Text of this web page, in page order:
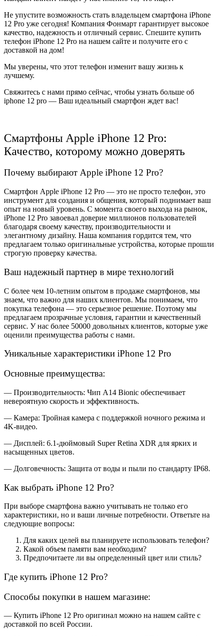
Не упустите возможность стать владельцем смартфона iPhone
12 Pro уже сегодня! Компания Фонмарт гарантирует высокое
качество, надежность и отличный сервис. Спешите купить
телефон iPhone 12 Pro на нашем сайте и получите его с
доставкой на дом!
Мы уверены, что этот телефон изменит вашу жизнь к
лучшему.
Свяжитесь с нами прямо сейчас, чтобы узнать больше об
iphone 12 pro — Ваш идеальный смартфон ждет вас!
Смартфоны Apple iPhone 12 Pro:
Качество, которому можно доверять
Почему выбирают Apple iPhone 12 Pro?
Смартфон Apple iPhone 12 Pro — это не просто телефон, это
инструмент для создания и общения, который поднимает ваш
опыт на новый уровень. С момента своего выхода на рынок,
iPhone 12 Pro завоевал доверие миллионов пользователей
благодаря своему качеству, производительности и
элегантному дизайну. Наша компания гордится тем, что
предлагаем только оригинальные устройства, которые прошли
строгую проверку качества.
Ваш надежный партнер в мире технологий
С более чем 10-летним опытом в продаже смартфонов, мы
знаем, что важно для наших клиентов. Мы понимаем, что
покупка телефона — это серьезное решение. Поэтому мы
предлагаем прозрачные условия, гарантии и качественный
сервис. У нас более 50000 довольных клиентов, которые уже
оценили преимущества работы с нами.
Уникальные характеристики iPhone 12 Pro
Основные преимущества:
— Производительность: Чип A14 Bionic обеспечивает
невероятную скорость и эффективность.
— Камера: Тройная камера с поддержкой ночного режима и
4K-видео.
— Дисплей: 6.1-дюймовый Super Retina XDR для ярких и
насыщенных цветов.
— Долговечность: Защита от воды и пыли по стандарту IP68.
Как выбрать iPhone 12 Pro?
При выборе смартфона важно учитывать не только его
характеристики, но и ваши личные потребности. Ответьте на
следующие вопросы:
Для каких целей вы планируете использовать телефон?
Какой объем памяти вам необходим?
Предпочитаете ли вы определенный цвет или стиль?
Где купить iPhone 12 Pro?
Способы покупки в нашем магазине:
— Купить iPhone 12 Pro оригинал можно на нашем сайте с
доставкой по всей России.